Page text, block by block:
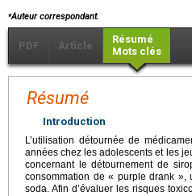
⁎Auteur correspondant.
PDF Article
Résumé
Mots clés
Résumé
Introduction
L’utilisation détournée de
années chez les adolescents et les
concernant le détournement de
consommation de « purple drank
soda. Afin d’évaluer les risques